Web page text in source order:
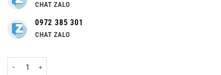
CHAT ZALO
0972 385 301
CHAT ZALO
Số lượng